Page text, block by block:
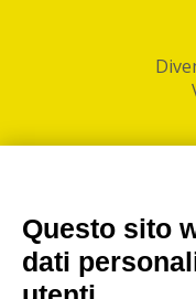
Questo sito
dati